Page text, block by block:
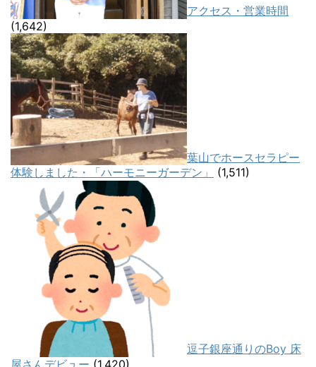
アクセス・営業時間
(1,642)
葉山でホースセラピー
体験しました・「ハーモニーガーデン」
(1,511)
逗子銀座通りのBoy 床